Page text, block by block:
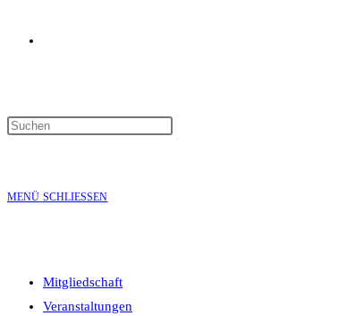
UMSCHALTEN
MENÜ SCHLIESSEN
Mitgliedschaft
Veranstaltungen